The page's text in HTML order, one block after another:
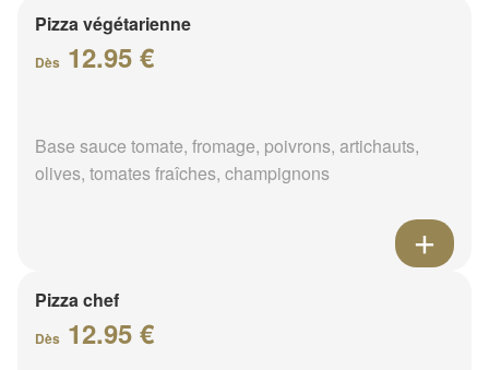
Pizza végétarienne
Dès 12.95 €
Base sauce tomate, fromage, poivrons, artichauts,
olives, tomates fraîches, champignons
Pizza chef
Dès 12.95 €